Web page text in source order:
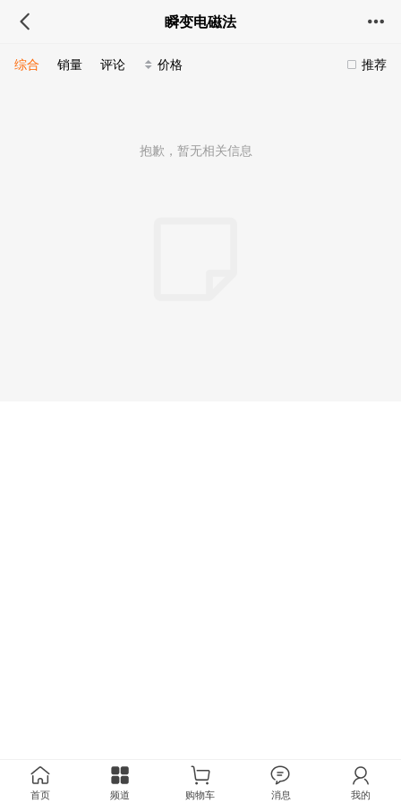
瞬变电磁法
推荐
综合 销量 评论 价格
抱歉，暂无相关信息
首页 频道 购物车 消息 我的